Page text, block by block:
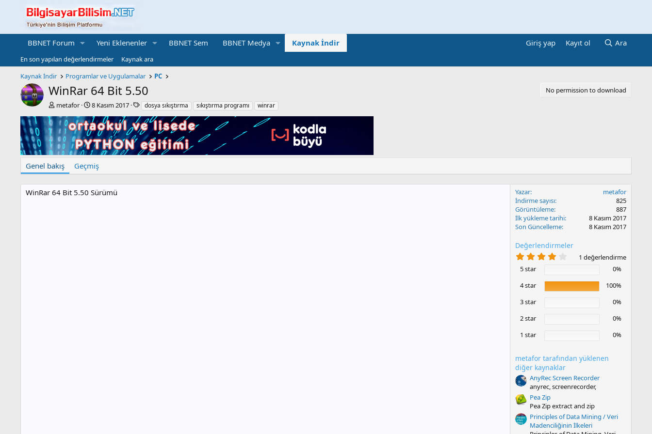
BBNET Forum Yeni Eklenenler BBNET Sem BBNET Medya Kaynak İndir Giriş yap Kayıt ol Ara
En son yapılan değerlendirmeler
Kaynak ara
Kaynak İndir
Programlar ve Uygulamalar PC
WinRar 64 Bit 5.50
No permission to download
Y
a
r
metafor
C
e
a
t
i
o
n
d
a
t
8 Kasım 2017
E
i
k
e
t
l
r
dosya sıkıştırma sıkıştırma programı winrar
Genel bakış Geçmiş
WinRar 64 Bit 5.50 Sürümü Yazar
metafor
İndirme sayısı
825
Görüntüleme
887
İlk yükleme tarihi
8 Kasım 2017
Son Güncelleme
8 Kasım 2017
Değerlendirmeler
y
ı
1 değerlendirme
5 star
0%
4 star
100%
3 star
0%
2 star
0%
1 star
0%
metafor tarafından yüklenen
diğer kaynaklar
AnyRec Screen Recorder
anyrec, screenrecorder,
Pea Zip
Pea Zip extract and zip
Principles of Data Mining / Veri
Madenciliğinin İlkeleri